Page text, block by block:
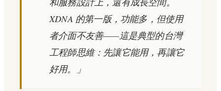
XDNA 的第一版，功能多，但使用
者介面不友善——這是典型的台灣
工程師思維：先讓它能用，再讓它
好用。」